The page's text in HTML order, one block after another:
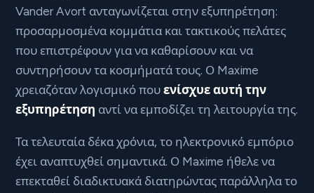
Vander Avort ανταγωνίζεται στην εξυπηρέτηση:
προσαρμοσμένα κομμάτια και τακτικούς πελάτες
που επιστρέφουν για να καθαρίσουν και να
συντηρήσουν τα κοσμήματά τους. Ο Maxime
χρειαζόταν λογισμικό πουενίσχυε αυτή την
εξυπηρέτηση αντί να εμποδίζει τη λειτουργία της.
Τα τελευταία δέκα χρόνια, το ηλεκτρονικό εμπόριο
έχει αναπτυχθεί σημαντικά. Ο Maxime ήθελε να
επεκταθεί διαδικτυακά διατηρώντας παράλληλα το